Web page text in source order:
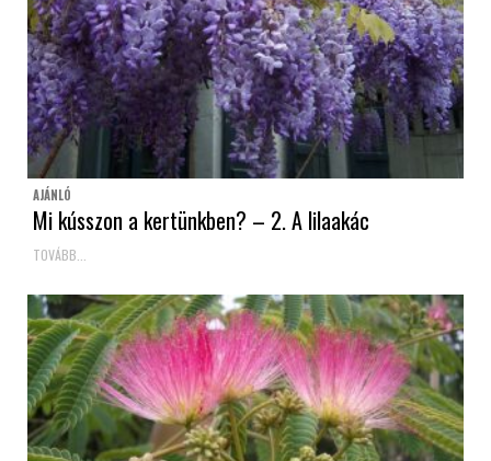
AJÁNLÓ
Mi kússzon a kertünkben? – 2. A lilaakác
TOVÁBB...